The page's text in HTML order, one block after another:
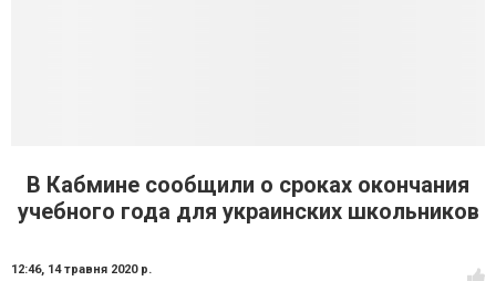
В Кабмине сообщили о сроках окончания
учебного года для украинских школьников
12:46, 14 травня 2020 р.